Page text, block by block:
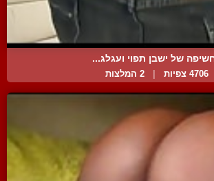
של ישבן תפוי ועגלג...
4706 צפיות | 2 המלצות